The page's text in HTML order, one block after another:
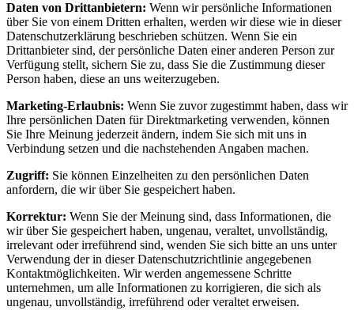
Daten von Drittanbietern: Wenn wir persönliche Informationen
über Sie von einem Dritten erhalten, werden wir diese wie in dieser
Datenschutzerklärung beschrieben schützen. Wenn Sie ein
Drittanbieter sind, der persönliche Daten einer anderen Person zur
Verfügung stellt, sichern Sie zu, dass Sie die Zustimmung dieser
Person haben, diese an uns weiterzugeben.
Marketing-Erlaubnis: Wenn Sie zuvor zugestimmt haben, dass wir
Ihre persönlichen Daten für Direktmarketing verwenden, können
Sie Ihre Meinung jederzeit ändern, indem Sie sich mit uns in
Verbindung setzen und die nachstehenden Angaben machen.
Zugriff: Sie können Einzelheiten zu den persönlichen Daten
anfordern, die wir über Sie gespeichert haben.
Korrektur: Wenn Sie der Meinung sind, dass Informationen, die
wir über Sie gespeichert haben, ungenau, veraltet, unvollständig,
irrelevant oder irreführend sind, wenden Sie sich bitte an uns unter
Verwendung der in dieser Datenschutzrichtlinie angegebenen
Kontaktmöglichkeiten. Wir werden angemessene Schritte
unternehmen, um alle Informationen zu korrigieren, die sich als
ungenau, unvollständig, irreführend oder veraltet erweisen.